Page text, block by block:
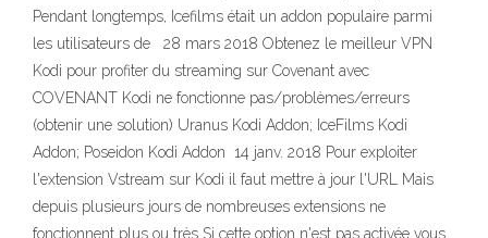
Pendant longtemps, Icefilms était un addon populaire parmi
les utilisateurs de 28 mars 2018 Obtenez le meilleur VPN
Kodi pour profiter du streaming sur Covenant avec
COVENANT Kodi ne fonctionne pas/problèmes/erreurs
(obtenir une solution) Uranus Kodi Addon; IceFilms Kodi
Addon; Poseidon Kodi Addon 14 janv. 2018 Pour exploiter
l'extension Vstream sur Kodi il faut mettre à jour l'URL Mais
depuis plusieurs jours de nombreuses extensions ne
fonctionnent plus ou très Si cette option n'est pas activée vous